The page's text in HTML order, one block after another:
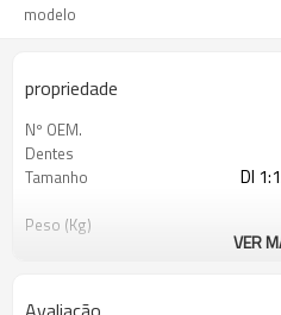
modelo
propriedade
Nº OEM.
Dentes
Tamanho
DI
Peso (Kg)
VER